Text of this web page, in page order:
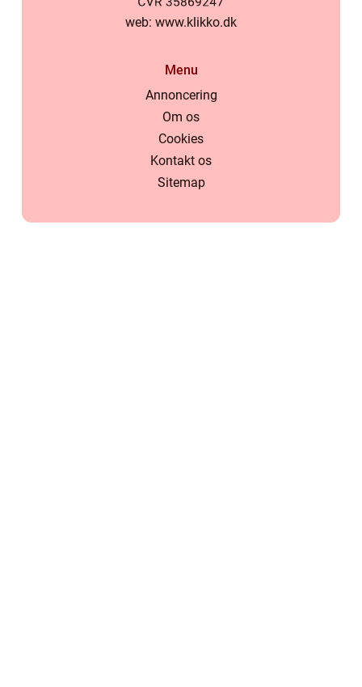
web: www.klikko.dk
Menu
Annoncering
Om os
Cookies
Kontakt os
Sitemap